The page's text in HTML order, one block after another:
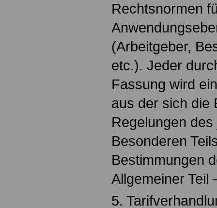
Rechtsnormen
(Arbeitgeber,
etc.). Jeder
Fassung wird
aus der sich die
Regelungen
Besonderen
Bestimmungen
Allgemeiner Teil
5.